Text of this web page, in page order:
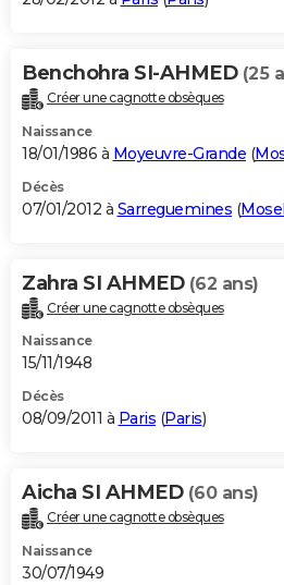
Benchohra SI-AHMED (25
Créer une cagnotte obsèques
Naissance
18/01/1986 à Moyeuvre-Grande (
Décès
07/01/2012 à Sarreguemines (
Zahra SI AHMED (62 ans)
Créer une cagnotte obsèques
Naissance
15/11/1948
Décès
08/09/2011 à Paris (Paris)
Aicha SI AHMED (60 ans)
Créer une cagnotte obsèques
Naissance
30/07/1949